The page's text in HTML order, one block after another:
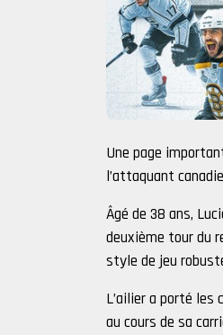
Une page
l’attaquant
Âgé de 38 ans,
deuxième tour du
style de jeu
L’ailier a porté les
au cours de sa